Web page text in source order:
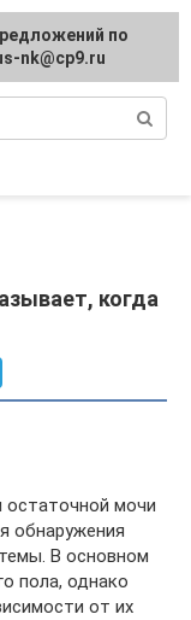
когда
остаточной мочи
обнаружения
В основном
пола, однако
от их
по
по
nk@cp9.ru